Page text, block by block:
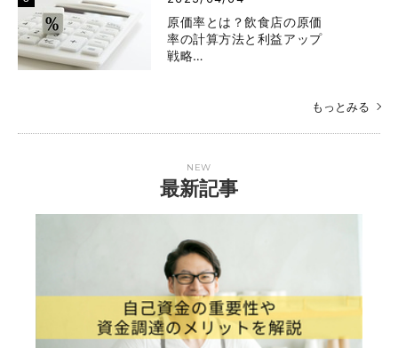
原価率とは？飲食店の原価
率の計算方法と利益アップ
戦略…
もっとみる
NEW
最新記事